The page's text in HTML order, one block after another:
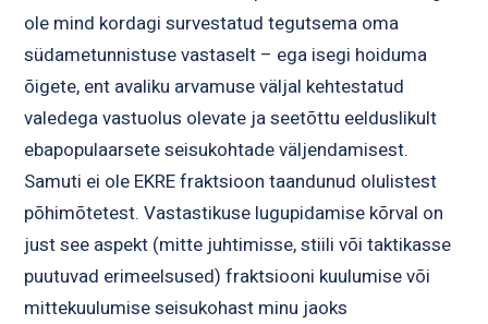
ole mind kordagi survestatud tegutsema oma
südametunnistuse vastaselt – ega isegi hoiduma
õigete, ent avaliku arvamuse väljal kehtestatud
valedega vastuolus olevate ja seetõttu eelduslikult
ebapopulaarsete seisukohtade väljendamisest.
Samuti ei ole EKRE fraktsioon taandunud olulistest
põhimõtetest. Vastastikuse lugupidamise kõrval on
just see aspekt (mitte juhtimisse, stiili või taktikasse
puutuvad erimeelsused) fraktsiooni kuulumise või
mittekuulumise seisukohast minu jaoks